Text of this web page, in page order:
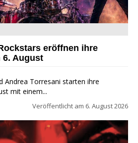
Andrea Torresani im Summer Rock
eröffnen ihre
6. August
Andrea Torresani starten ihre
mit einem...
Veröffentlicht am 6. August 2026